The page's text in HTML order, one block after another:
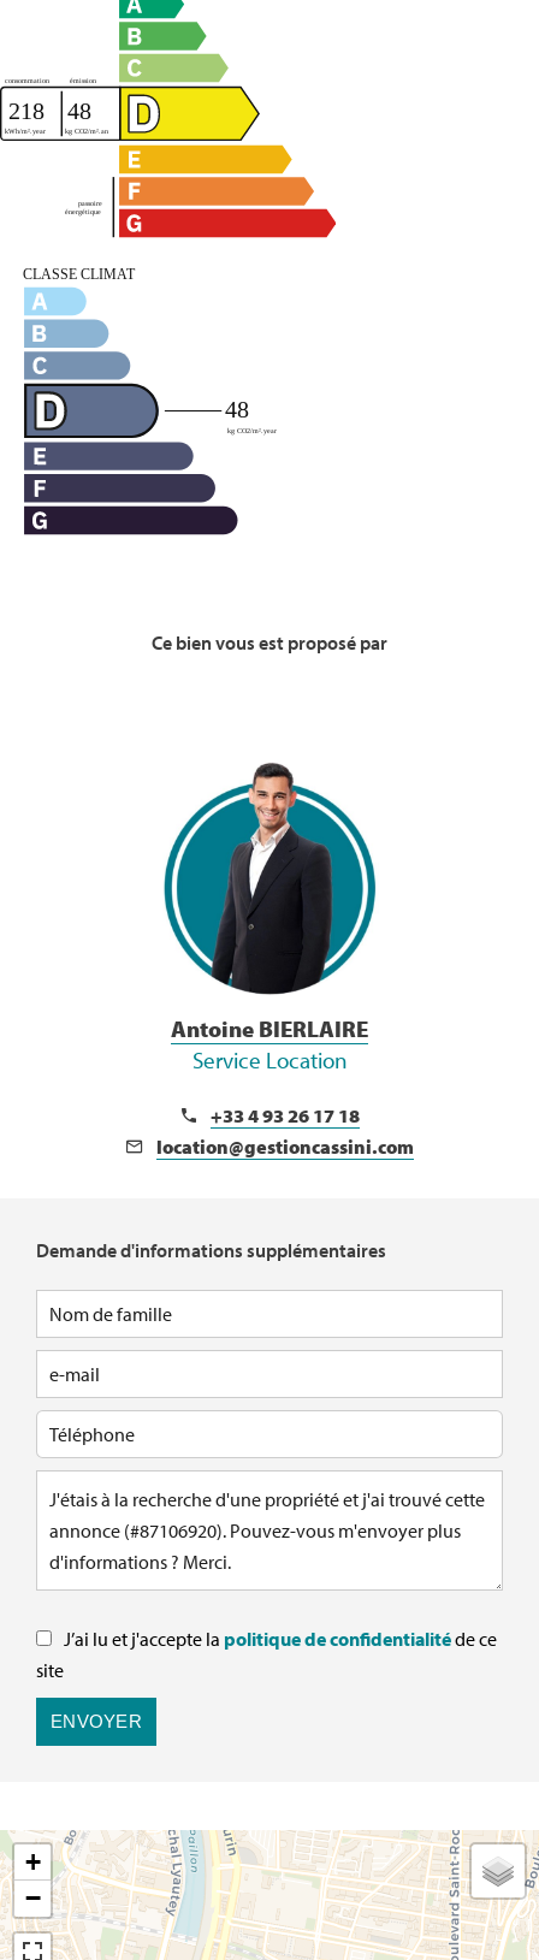
Demande d'informations supplémentaires
J’ai lu et j'accepte la politique de confidentialitéde ce
site
ENVOYER
Ce bien vous est proposé par
Voir la Bio
Antoine BIERLAIRE
Service Location
+33 4 93 26 17 18
location@gestioncassini.com
+
−